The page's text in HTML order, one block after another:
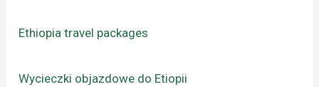
Ethiopia travel packages
Wycieczki objazdowe do Etiopii